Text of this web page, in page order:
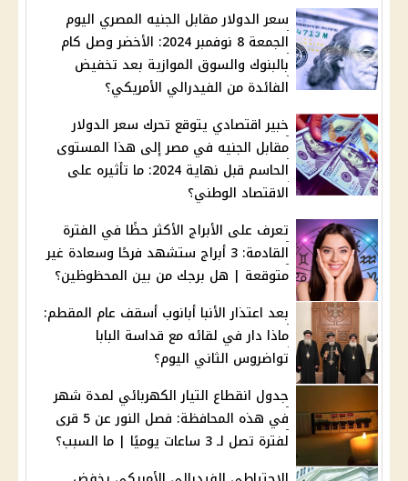
سعر الدولار مقابل الجنيه المصري اليوم
الجمعة 8 نوفمبر 2024: الأخضر وصل كام
بالبنوك والسوق الموازية بعد تخفيض
الفائدة من الفيدرالي الأمريكي؟
خبير اقتصادي يتوقع تحرك سعر الدولار
مقابل الجنيه في مصر إلى هذا المستوى
الحاسم قبل نهاية 2024: ما تأثيره على
الاقتصاد الوطني؟
تعرف على الأبراج الأكثر حظًا في الفترة
القادمة: 3 أبراج ستشهد فرحًا وسعادة غير
متوقعة | هل برجك من بين المحظوظين؟
بعد اعتذار الأنبا أبانوب أسقف عام المقطم:
ماذا دار في لقائه مع قداسة البابا
تواضروس الثاني اليوم؟
جدول انقطاع التيار الكهربائي لمدة شهر
في هذه المحافظة: فصل النور عن 5 قرى
لفترة تصل لـ 3 ساعات يوميًا | ما السبب؟